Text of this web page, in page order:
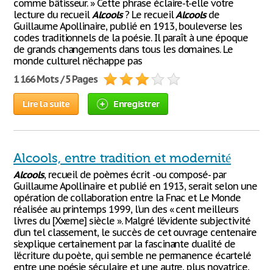
comme bâtisseur. » Cette phrase éclaire-t-elle votre
lecture du recueilAlcools? Le recueilAlcoolsde
Guillaume Apollinaire, publié en 1913, bouleverse les
codes traditionnels de la poésie. Il paraît à une époque
de grands changements dans tous les domaines. Le
monde culturel n’échappe pas
1 166 Mots / 5 Pages
Lire la suite Enregistrer
Alcools, entre tradition et modernité
Alcools, recueil de poèmes écrit -ou composé- par
Guillaume Apollinaire et publié en 1913, serait selon une
opération de collaboration entre la Fnac et Le Monde
réalisée au printemps 1999, l’un des « cent meilleurs
livres du [Xxeme] siècle ». Malgré l’évidente subjectivité
d’un tel classement, le succès de cet ouvrage centenaire
s’explique certainement par la fascinante dualité de
l’écriture du poète, qui semble ne permanence écartelé
entre une poésie séculaire et une autre, plus novatrice,